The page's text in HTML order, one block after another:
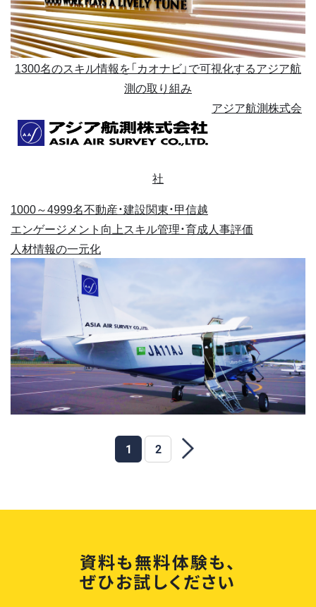
1300名のスキル情報を「カオナビ」で可視化するアジア航
測の取り組み
アジア航測株式会
社
1000～4999名不動産・建設関東・甲信越
エンゲージメント向上スキル管理・育成人事評価
人材情報の一元化
1 2
資料も無料体験も、
ぜひお試しください